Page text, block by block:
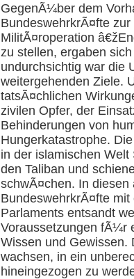
GegenÃ¼ber dem
BundeswehrkrÃ¤fte
MilitÃ¤roperation
zu stellen, ergaben
undurchsichtig war die
weitergehenden Ziele.
tatsÃ¤chlichen
zivilen Opfer, der
Behinderungen von
Hungerkatastrophe.
in der islamischen
den Taliban und
schwÃ¤chen. In diesen
BundeswehrkrÃ¤fte
Parlaments entsandt
Voraussetzungen fÃ¼r
Wissen und
wachsen, in ein
hineingezogen zu